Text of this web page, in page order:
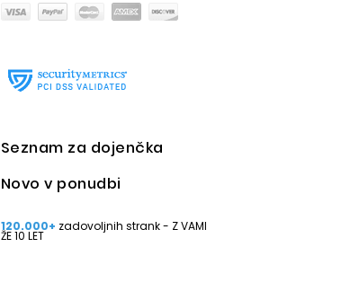
Seznam za dojenčka
Novo v ponudbi
120.000+ zadovoljnih strank - Z VAMI
ŽE 10 LET